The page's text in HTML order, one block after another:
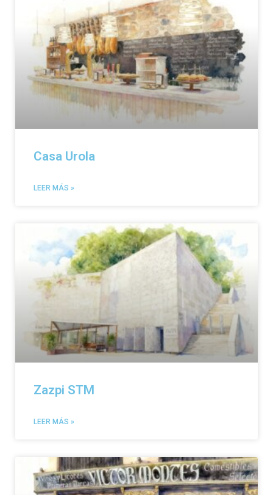
Casa Urola
LEER MÁS »
Zazpi STM
LEER MÁS »